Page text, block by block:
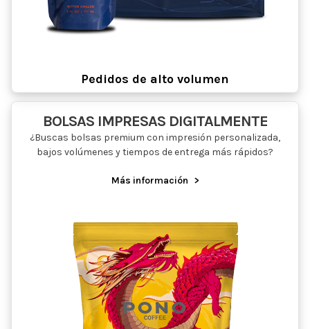
Pedidos de alto volumen
BOLSAS IMPRESAS DIGITALMENTE
¿Buscas bolsas premium con impresión personalizada,
bajos volúmenes y tiempos de entrega más rápidos?
Más información >